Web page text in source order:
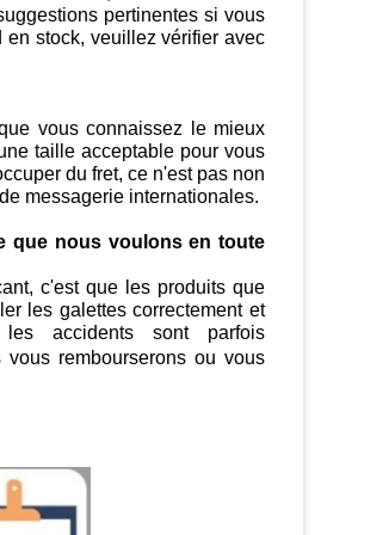
pertinentes si vous
en stock, veuillez vérifier avec
vous connaissez le mieux
taille acceptable pour vous
du fret, ce n'est pas non
messagerie internationales.
que nous voulons en toute
c'est que les produits que
les galettes correctement et
accidents sont parfois
rembourserons ou vous